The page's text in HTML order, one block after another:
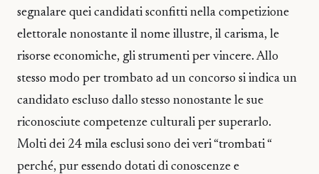
segnalare quei candidati sconfitti nella competizione
elettorale nonostante il nome illustre, il carisma, le
risorse economiche, gli strumenti per vincere. Allo
stesso modo per trombato ad un concorso si indica un
candidato escluso dallo stesso nonostante le sue
riconosciute competenze culturali per superarlo.
Molti dei 24 mila esclusi sono dei veri “trombati “
perché, pur essendo dotati di conoscenze e